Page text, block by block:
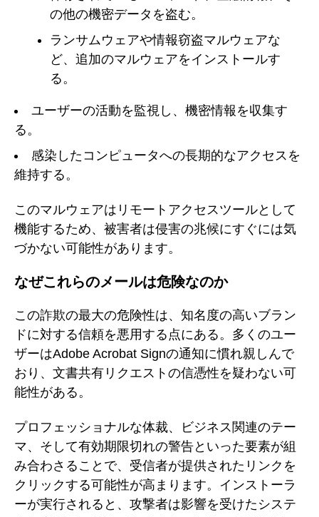
の他の機密データを盗む。
ランサムウェアや情報窃盗マルウェアな
ど、追加のマルウェアをインストールす
る。
ユーザーの活動を監視し、機密情報を収集す
る。
感染したコンピュータへの長期的なアクセスを
維持する。
このマルウェアはリモートアクセスツールとして
機能するため、被害者は侵害の兆候にすぐには気
づかない可能性があります。
なぜこれらのメールは危険なのか
この詐欺の最大の危険性は、知名度の高いブラン
ドに対する信頼を悪用する点にある。多くのユー
ザーはAdobe Acrobat Signの通知に慣れ親しんで
おり、文書共有リクエストの信憑性を疑わない可
能性がある。
プロフェッショナルな体裁、ビジネス関連のテー
マ、そして有効期限切れの警告といった要素が組
み合わさることで、受信者が提供されたリンクを
クリックする可能性が高まります。インストーラ
ーが実行されると、攻撃者は影響を受けたシステ